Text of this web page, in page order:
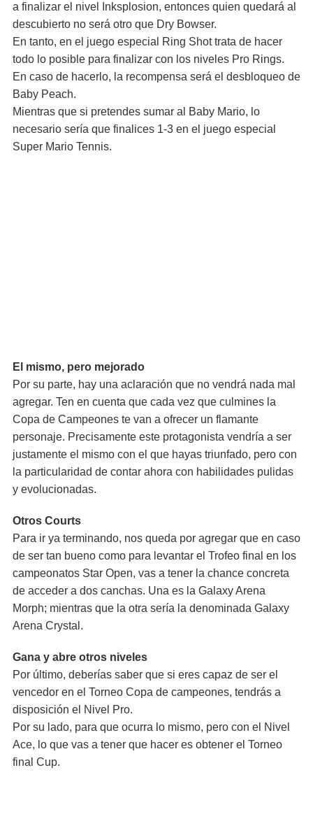
a finalizar el nivel Inksplosion, entonces quien quedará al
descubierto no será otro que Dry Bowser.
En tanto, en el juego especial Ring Shot trata de hacer
todo lo posible para finalizar con los niveles Pro Rings.
En caso de hacerlo, la recompensa será el desbloqueo de
Baby Peach.
Mientras que si pretendes sumar al Baby Mario, lo
necesario sería que finalices 1-3 en el juego especial
Super Mario Tennis.
El mismo, pero mejorado
Por su parte, hay una aclaración que no vendrá nada mal
agregar. Ten en cuenta que cada vez que culmines la
Copa de Campeones te van a ofrecer un flamante
personaje. Precisamente este protagonista vendría a ser
justamente el mismo con el que hayas triunfado, pero con
la particularidad de contar ahora con habilidades pulidas
y evolucionadas.
Otros Courts
Para ir ya terminando, nos queda por agregar que en caso
de ser tan bueno como para levantar el Trofeo final en los
campeonatos Star Open, vas a tener la chance concreta
de acceder a dos canchas. Una es la Galaxy Arena
Morph; mientras que la otra sería la denominada Galaxy
Arena Crystal.
Gana y abre otros niveles
Por último, deberías saber que si eres capaz de ser el
vencedor en el Torneo Copa de campeones, tendrás a
disposición el Nivel Pro.
Por su lado, para que ocurra lo mismo, pero con el Nivel
Ace, lo que vas a tener que hacer es obtener el Torneo
final Cup.